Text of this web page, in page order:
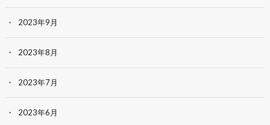
2023年9月
2023年8月
2023年7月
2023年6月